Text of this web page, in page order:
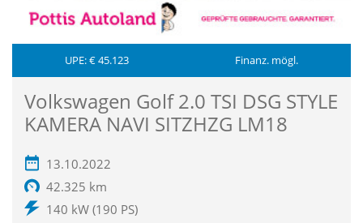
UPE: € 45.123 Finanz. mögl.
Volkswagen Golf 2.0 TSI DSG STYLE
KAMERA NAVI SITZHZG LM18
13.10.2022
42.325 km
140 kW (190 PS)